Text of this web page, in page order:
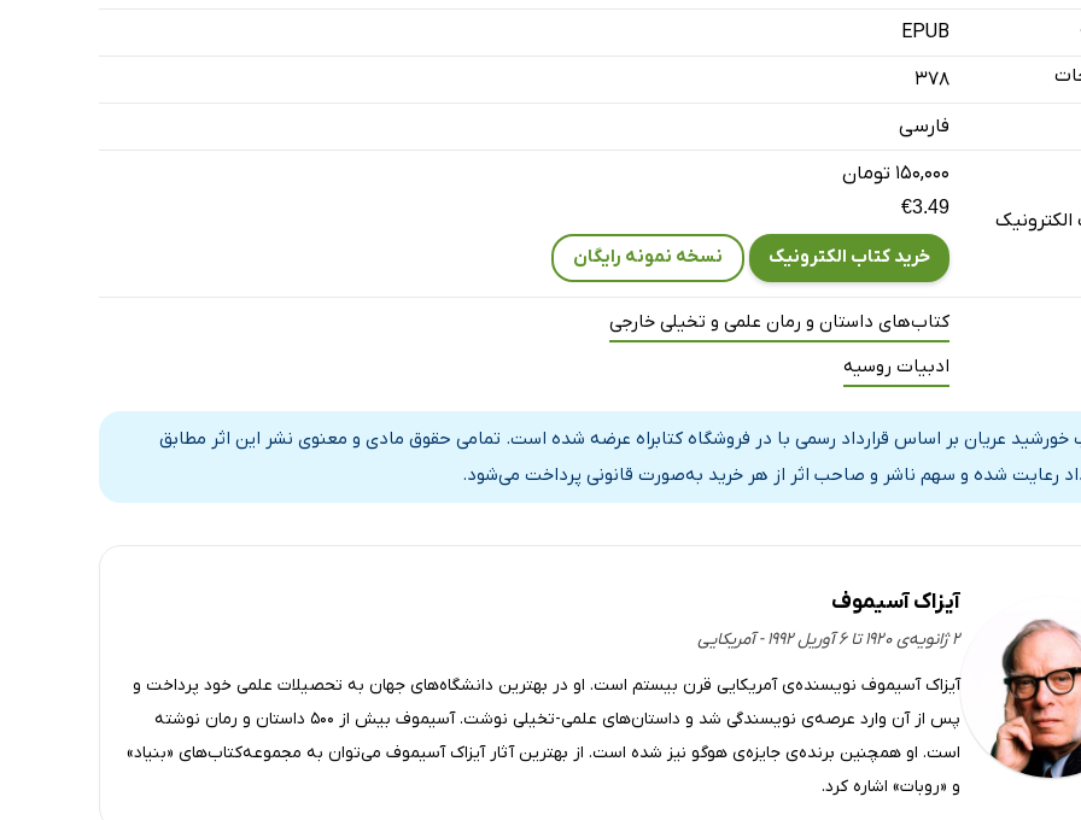
EPUB
378
فارسی
۱۵۰,۰۰۰ تومان
€3.49
خرید کتاب الکترونیک نسخه نمونه رایگان
کتاب‌های داستان و رمان علمی و تخیلی خارجی
ادبیات روسیه
خورشید عریان بر اساس قرارداد رسمی با در فروشگاه کتابراه عرضه شده است. تمامی حقوق مادی و معنوی نشر این اثر مطابق
رعایت شده و سهم ناشر و صاحب اثر از هر خرید به‌صورت قانونی پرداخت می‌شود.
آیزاک آسیموف
۲ ژانویه‌ی ۱۹۲۰ تا ۶ آوریل ۱۹۹۲ - آمریکایی
آیزاک آسیموف نویسنده‌ی آمریکایی قرن بیستم است. او در بهترین دانشگاه‌های جهان به تحصیلات علمی خود پرداخت و
پس از آن وارد عرصه‌ی نویسندگی شد و داستان‌های علمی-تخیلی نوشت. آسیموف بیش از 500 داستان و رمان نوشته
است. او همچنین برنده‌ی جایزه‌ی هوگو نیز شده است. از بهترین آثار آیزاک آسیموف می‌توان به مجموعه‌کتاب‌های «بنیاد»
و «روبات» اشاره کرد.